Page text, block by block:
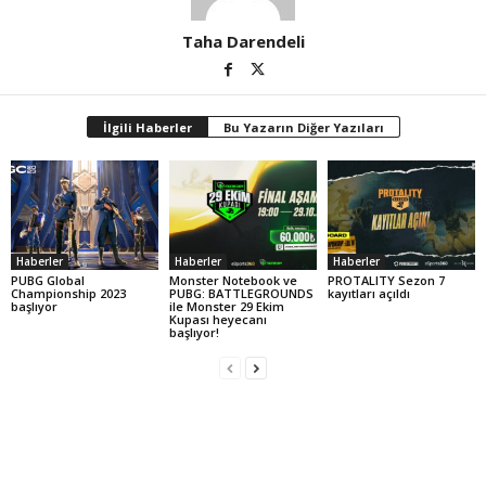
Taha Darendeli
İlgili Haberler Bu Yazarın Diğer Yazıları
Haberler
PUBG Global
Championship 2023
başlıyor
Haberler
Monster Notebook ve
PUBG: BATTLEGROUNDS
ile Monster 29 Ekim
Kupası heyecanı
başlıyor!
Haberler
PROTALITY Sezon 7
kayıtları açıldı